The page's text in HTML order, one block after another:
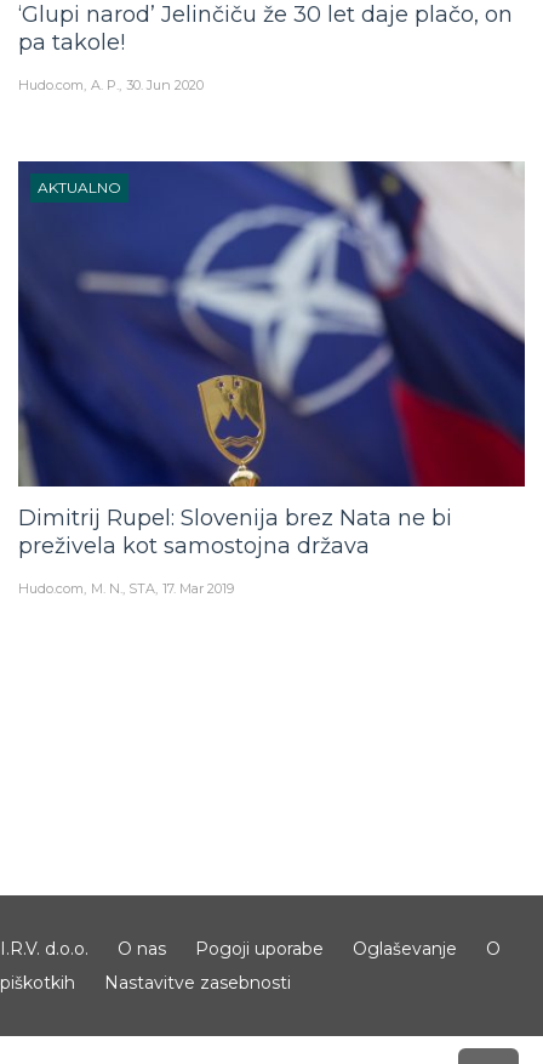
‘Glupi narod’ Jelinčiču že 30 let daje plačo, on
pa takole!
Hudo.com A. P. 30. Jun 2020
AKTUALNO
Dimitrij Rupel: Slovenija brez Nata ne bi
preživela kot samostojna država
Hudo.com M. N., STA 17. Mar 2019
I.R.V. d.o.o. O nas Pogoji uporabe Oglaševanje
O
piškotkih
Nastavitve zasebnosti